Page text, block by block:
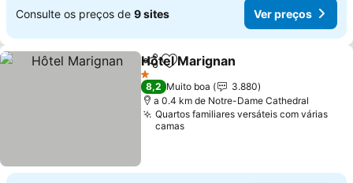
Consulte os preços de 9 sites Ver preços
PartilharAdicionar aos favoritos
Hôtel Marignan
1 Estrelas
8,2 Muito boa
3.880
a 0.4 km de Notre-Dame Cathedral
Quartos familiares versáteis com várias
camas